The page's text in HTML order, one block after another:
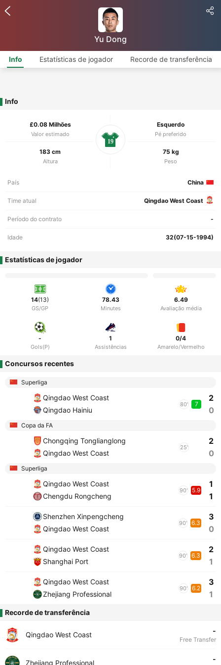
Yu Dong
Info Estatísticas de jogador Recorde de transferência
Info
£0.08 Milhões
Valor estimado
Esquerdo
Pé preferido
183 cm
Altura
75 kg
Peso
19
País China
Time atual Qingdao West Coast
Período do contrato -
Idade 32(07-15-1994)
Estatísticas de jogador
14(13)
GS/GP
78.43
Minutes
6.49
Avaliação média
-
Gols(P)
1
Assistências
0/4
Amarelo/Vermelho
Concursos recentes
Superliga
Qingdao West Coast
Qingdao Hainiu
80' 7
2
0
Copa da FA
Chongqing Tonglianglong
Qingdao West Coast
25'
2
0
Superliga
Qingdao West Coast
Chengdu Rongcheng
90' 5.9
1
1
Shenzhen Xinpengcheng
Qingdao West Coast
90' 6.3
3
0
Qingdao West Coast
Shanghai Port
90' 6.3
2
1
Qingdao West Coast
Zhejiang Professional
90' 6.2
3
1
Recorde de transferência
Qingdao West Coast -
Free Transfer
Zhejiang Professional -